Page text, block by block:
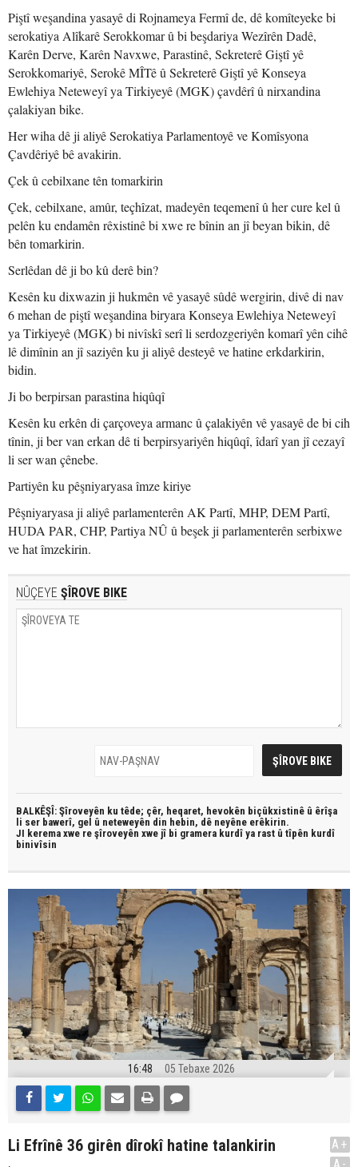
Piştî weşandina yasayê di Rojnameya Fermî de, dê komîteyeke bi
serokatiya Alîkarê Serokkomar û bi beşdariya Wezîrên Dadê,
Karên Derve, Karên Navxwe, Parastinê, Sekreterê Giştî yê
Serokkomariyê, Serokê MÎTê û Sekreterê Giştî yê Konseya
Ewlehiya Neteweyî ya Tirkiyeyê (MGK) çavdêrî û nirxandina
çalakiyan bike.
Her wiha dê ji aliyê Serokatiya Parlamentoyê ve Komîsyona
Çavdêriyê bê avakirin.
Çek û cebilxane tên tomarkirin
Çek, cebilxane, amûr, teçhîzat, madeyên teqemenî û her cure kel û
pelên ku endamên rêxistinê bi xwe re bînin an jî beyan bikin, dê
bên tomarkirin.
Serlêdan dê ji bo kû derê bin?
Kesên ku dixwazin ji hukmên vê yasayê sûdê wergirin, divê di nav
6 mehan de piştî weşandina biryara Konseya Ewlehiya Neteweyî
ya Tirkiyeyê (MGK) bi nivîskî serî li serdozgeriyên komarî yên cihê
lê dimînin an jî saziyên ku ji aliyê desteyê ve hatine erkdarkirin,
bidin.
Ji bo berpirsan parastina hiqûqî
Kesên ku erkên di çarçoveya armanc û çalakiyên vê yasayê de bi cih
tînin, ji ber van erkan dê ti berpirsyariyên hiqûqî, îdarî yan jî cezayî
li ser wan çênebe.
Partiyên ku pêşniyaryasa îmze kiriye
Pêşniyaryasa ji aliyê parlamenterên AK Partî, MHP, DEM Partî,
HUDA PAR, CHP, Partiya NÛ û beşek ji parlamenterên serbixwe
ve hat îmzekirin.
NÛÇEYE ŞÎROVE BIKE
BALKÊŞÎ: Şîroveyên ku têde; çêr, heqaret, hevokên biçûkxistinê û êrîşa
li ser bawerî, gel û neteweyên din hebin, dê neyêne erêkirin.
JI kerema xwe re şîroveyên xwe jî bi gramera kurdî ya rast û tîpên kurdî
binivîsin
16:48 05 Tebaxe 2026
Li Efrînê 36 girên dîrokî hatine talankirin
.
A+